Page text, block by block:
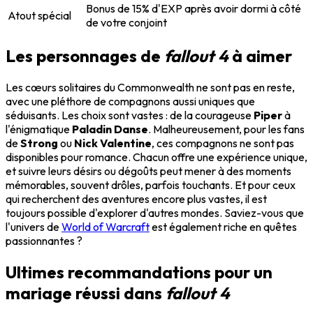
Atout spécial
Bonus de 15% d'EXP après avoir dormi à côté
de votre conjoint
Les personnages de fallout 4à aimer
Les cœurs solitaires du Commonwealth ne sont pas en reste,
avec une pléthore de compagnons aussi uniques que
séduisants. Les choix sont vastes : de la courageuse Piperà
l'énigmatique Paladin Danse. Malheureusement, pour les fans
deStrong ou Nick Valentine, ces compagnons ne sont pas
disponibles pour romance. Chacun offre une expérience unique,
et suivre leurs désirs ou dégoûts peut mener à des moments
mémorables, souvent drôles, parfois touchants. Et pour ceux
qui recherchent des aventures encore plus vastes, il est
toujours possible d'explorer d'autres mondes. Saviez-vous que
l'univers deWorld of Warcraftest également riche en quêtes
passionnantes ?
Ultimes recommandations pour un
mariage réussi dans fallout 4